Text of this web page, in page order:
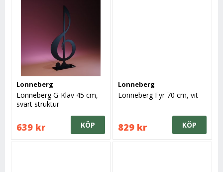
Lonneberg
Lonneberg G-Klav 45 cm,
svart struktur
639 kr KÖP
Lonneberg
Lonneberg Fyr 70 cm, vit
829 kr KÖP